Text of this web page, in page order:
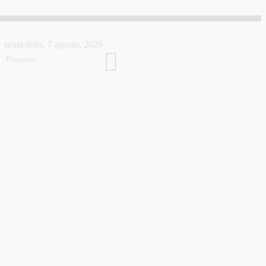
sexta-feira, 7 agosto, 2026